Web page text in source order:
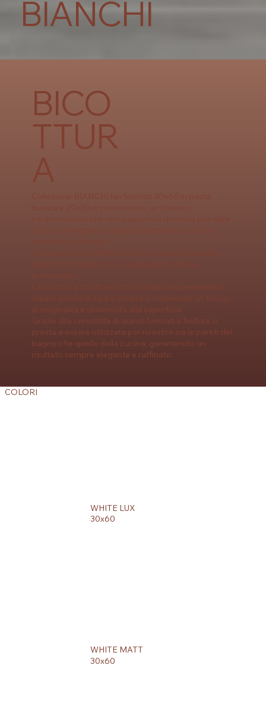
BIANCHI
BICO
TTUR
A
La scelta tra struttura liscia o ondulata permette di
creare giochi di luce e ombra, conferendo un tocco
di originalità e dinamicità alla superficie.
Grazie alla versatilità di questi formati e finiture si
presta a essere utilizzata per rivestire sia le pareti del
bagno che quelle della cucina, garantendo un
risultato sempre elegante e raffinato.
COLORI
WHITE LUX
30x60
WHITE MATT
30x60